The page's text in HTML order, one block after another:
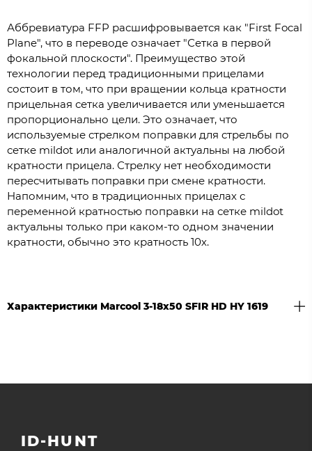
Аббревиатура FFP расшифровывается как "First Focal
Plane", что в переводе означает "Сетка в первой
фокальной плоскости". Преимущество этой
технологии перед традиционными прицелами
состоит в том, что при вращении кольца кратности
прицельная сетка увеличивается или уменьшается
пропорционально цели. Это означает, что
используемые стрелком поправки для стрельбы по
сетке mildot или аналогичной актуальны на любой
кратности прицела. Стрелку нет необходимости
пересчитывать поправки при смене кратности.
Напомним, что в традиционных прицелах с
переменной кратностью поправки на сетке mildot
актуальны только при каком-то одном значении
кратности, обычно это кратность 10х.
Характеристики Marcool 3-18x50 SFIR HD HY 1619
ID-HUNT